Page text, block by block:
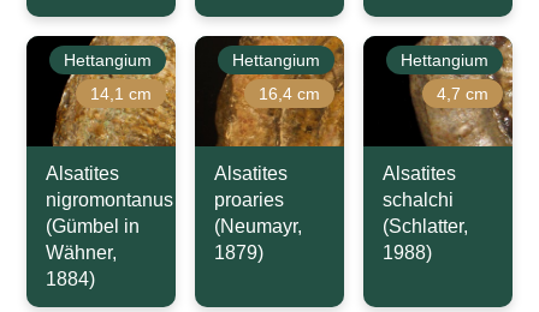
Hettangium
14,1 cm
Alsatites
nigromontanus
(Gümbel in
Wähner,
1884)
Hettangium
16,4 cm
Alsatites
proaries
(Neumayr,
1879)
Hettangium
4,7 cm
Alsatites
schalchi
(Schlatter,
1988)